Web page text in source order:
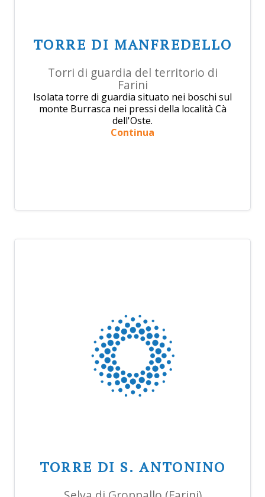
TORRE DI MANFREDELLO
Torri di guardia del territorio di
Farini
Isolata torre di guardia situato nei boschi sul
monte Burrasca nei pressi della località Cà
dell'Oste.
Continua
TORRE DI S. ANTONINO